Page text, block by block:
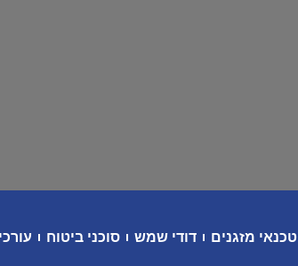
טכנאי מזגנים דודי שמש סוכני ביטוח